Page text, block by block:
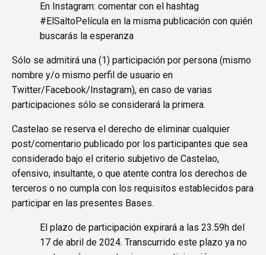
En Instagram: comentar con el hashtag
#ElSaltoPelícula en la misma publicación con quién
buscarás la esperanza
Sólo se admitirá una (1) participación por persona (mismo
nombre y/o mismo perfil de usuario en
Twitter/Facebook/Instagram), en caso de varias
participaciones sólo se considerará la primera.
Castelao se reserva el derecho de eliminar cualquier
post/comentario publicado por los participantes que sea
considerado bajo el criterio subjetivo de Castelao,
ofensivo, insultante, o que atente contra los derechos de
terceros o no cumpla con los requisitos establecidos para
participar en las presentes Bases.
El plazo de participación expirará a las 23.59h del
17 de abril de 2024. Transcurrido este plazo ya no